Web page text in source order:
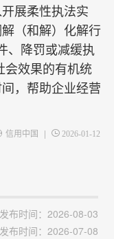
展柔性执法实
（和解）化解行
、降罚或减缓执
会效果的有机统
，帮助企业经营
信用中国 | 2026-01-12
发布时间：2026-08-03
发布时间：2026-07-08